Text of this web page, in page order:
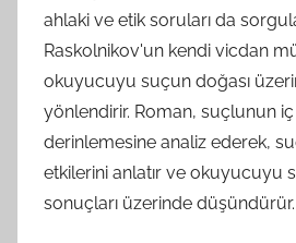
ahlaki ve etik soruları da
Raskolnikov'un kendi vicdan
okuyucuyu suçun doğası
yönlendirir. Roman, suçlunun iç
derinlemesine analiz ederek,
etkilerini anlatır ve okuyucuyu
sonuçları üzerinde düşündürür.